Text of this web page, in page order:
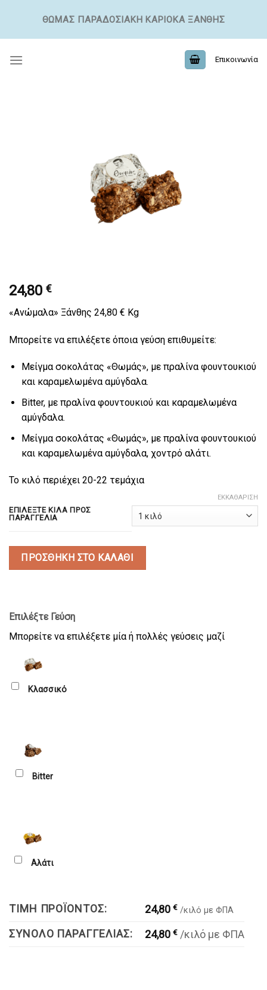
ΘΩΜΆΣ ΠΑΡΑΔΟΣΙΑΚΉ ΚΑΡΙΌΚΑ ΞΆΝΘΗΣ
Επικοινωνία
24,80 €
«Ανώμαλα» Ξάνθης 24,80 € Kg
Μπορείτε να επιλέξετε όποια γεύση επιθυμείτε:
Mείγμα σοκολάτας «Θωμάς», με πραλίνα φουντουκιού
και καραμελωμένα αμύγδαλα.
Bitter, με πραλίνα φουντουκιού και καραμελωμένα
αμύγδαλα.
Mείγμα σοκολάτας «Θωμάς», με πραλίνα φουντουκιού
και καραμελωμένα αμύγδαλα, χοντρό αλάτι.
Το κιλό περιέχει 20-22 τεμάχια
ΕΠΙΛΈΞΤΕ ΚΙΛΆ ΠΡΟΣ
ΠΑΡΑΓΓΕΛΊΑ
ΕΚΚΑΘΆΡΙΣΗ
ΠΡΟΣΘΉΚΗ ΣΤΟ ΚΑΛΆΘΙ
Επιλέξτε Γεύση
Μπορείτε να επιλέξετε μία ή πολλές γεύσεις μαζί
Κλασσικό
Bitter
Αλάτι
ΤΙΜΉ ΠΡΟΪΌΝΤΟΣ: 24,80 € /κιλό με ΦΠΑ
ΣΥΝΟΛΟ ΠΑΡΑΓΓΕΛΙΑΣ: 24,80 € /κιλό με ΦΠΑ